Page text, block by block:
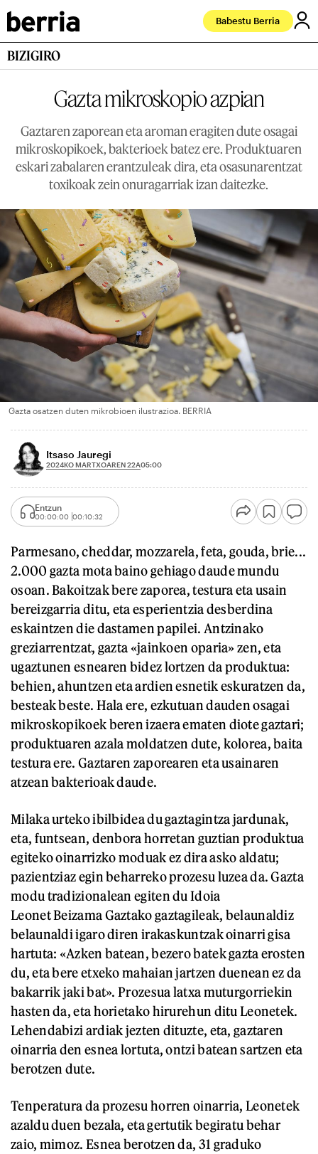
Babestu Berria
BIZIGIRO
Gazta mikroskopio azpian
Gaztaren zaporean eta aroman eragiten dute osagai
mikroskopikoek, bakterioek batez ere. Produktuaren
eskari zabalaren erantzuleak dira, eta osasunarentzat
toxikoak zein onuragarriak izan daitezke.
Gazta osatzen duten mikrobioen ilustrazioa. BERRIA
Itsaso Jauregi
2024KO MARTXOAREN 22A05:00
Entzun
00:00:00 00:10:32
Parmesano, cheddar, mozzarela, feta, gouda, brie...
2.000 gazta mota baino gehiago daude mundu
osoan. Bakoitzak bere zaporea, testura eta usain
bereizgarria ditu, eta esperientzia desberdina
eskaintzen die dastamen papilei. Antzinako
greziarrentzat, gazta «jainkoen oparia» zen, eta
ugaztunen esnearen bidez lortzen da produktua:
behien, ahuntzen eta ardien esnetik eskuratzen da,
besteak beste. Hala ere, ezkutuan dauden osagai
mikroskopikoek beren izaera ematen diote gaztari;
produktuaren azala moldatzen dute, kolorea, baita
testura ere. Gaztaren zaporearen eta usainaren
atzean bakterioak daude.
Milaka urteko ibilbidea du gaztagintza jardunak,
eta, funtsean, denbora horretan guztian produktua
egiteko oinarrizko moduak ez dira asko aldatu;
pazientziaz egin beharreko prozesu luzea da. Gazta
modu tradizionalean egiten du Idoia
Leonet Beizama Gaztako gaztagileak, belaunaldiz
belaunaldi igaro diren irakaskuntzak oinarri gisa
hartuta: «Azken batean, bezero batek gazta erosten
du, eta bere etxeko mahaian jartzen duenean ez da
bakarrik jaki bat». Prozesua latxa muturgorriekin
hasten da, eta horietako hirurehun ditu Leonetek.
Lehendabizi ardiak jezten dituzte, eta, gaztaren
oinarria den esnea lortuta, ontzi batean sartzen eta
berotzen dute.
Tenperatura da prozesu horren oinarria, Leonetek
azaldu duen bezala, eta gertutik begiratu behar
zaio, mimoz. Esnea berotzen da, 31 graduko